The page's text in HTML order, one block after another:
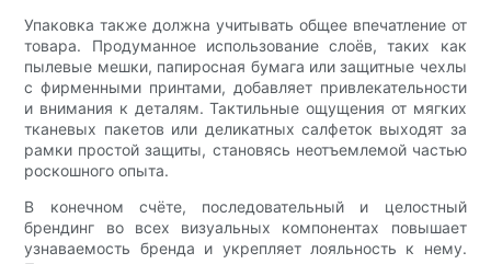
Упаковка также должна учитывать общее впечатление от
товара. Продуманное использование слоёв, таких как
пылевые мешки, папиросная бумага или защитные чехлы
с фирменными принтами, добавляет привлекательности
и внимания к деталям. Тактильные ощущения от мягких
тканевых пакетов или деликатных салфеток выходят за
рамки простой защиты, становясь неотъемлемой частью
роскошного опыта.
В конечном счёте, последовательный и целостный
брендинг во всех визуальных компонентах повышает
узнаваемость бренда и укрепляет лояльность к нему.